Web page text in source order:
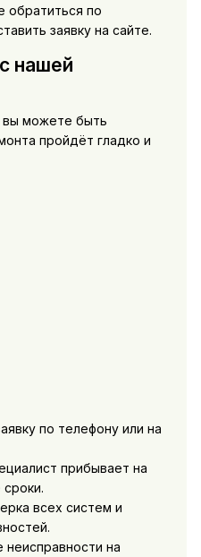
обратиться по
заявку на сайте.
нашей
можете быть
пройдёт гладко и
по телефону или на
прибывает на
всех систем и
неисправности на